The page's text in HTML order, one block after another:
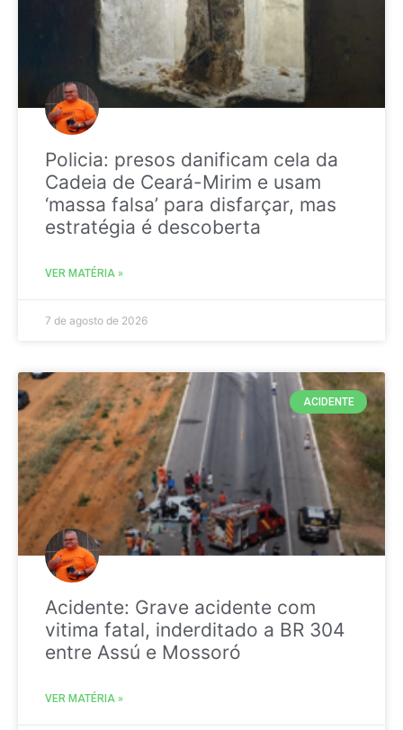
Policia: presos danificam cela da
Cadeia de Ceará-Mirim e usam
‘massa falsa’ para disfarçar, mas
estratégia é descoberta
VER MATÉRIA »
7 de agosto de 2026
ACIDENTE
Acidente: Grave acidente com
vitima fatal, inderditado a BR 304
entre Assú e Mossoró
VER MATÉRIA »